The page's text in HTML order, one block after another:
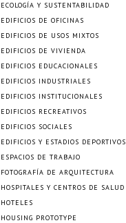
ECOLOGÍA Y SUSTENTABILIDAD
EDIFICIOS DE OFICINAS
EDIFICIOS DE USOS MIXTOS
EDIFICIOS DE VIVIENDA
EDIFICIOS EDUCACIONALES
EDIFICIOS INDUSTRIALES
EDIFICIOS INSTITUCIONALES
EDIFICIOS RECREATIVOS
EDIFICIOS SOCIALES
EDIFICIOS Y ESTADIOS DEPORTIVOS
ESPACIOS DE TRABAJO
FOTOGRAFÍA DE ARQUITECTURA
HOSPITALES Y CENTROS DE SALUD
HOTELES
HOUSING PROTOTYPE